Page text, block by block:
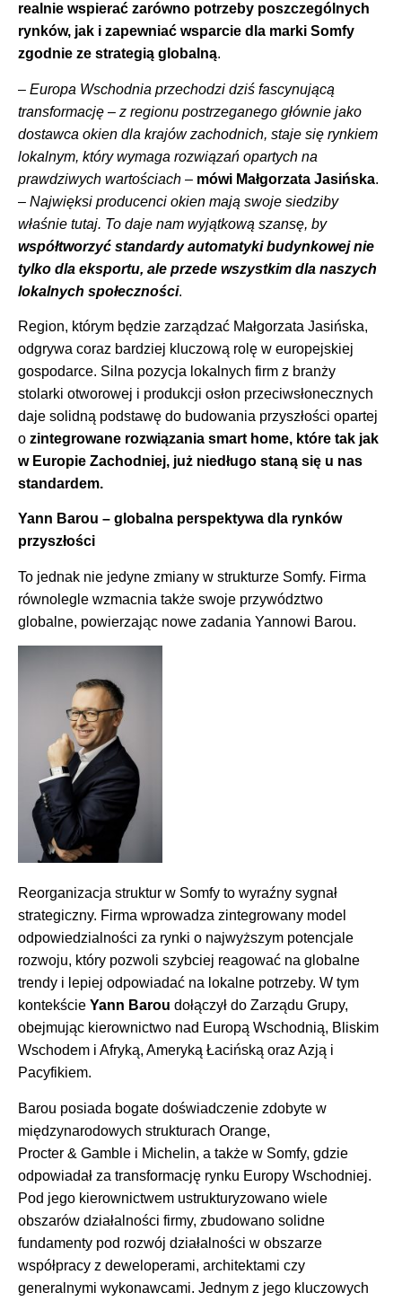
realnie wspierać zarówno potrzeby poszczególnych
rynków, jak i zapewniać wsparcie dla marki Somfy
zgodnie ze strategią globalną.
– Europa Wschodnia przechodzi dziś fascynującą
transformację – z regionu postrzeganego głównie jako
dostawca okien dla krajów zachodnich, staje się rynkiem
lokalnym, który wymaga rozwiązań opartych na
prawdziwych wartościach – mówi Małgorzata Jasińska.
– Najwięksi producenci okien mają swoje siedziby
właśnie tutaj. To daje nam wyjątkową szansę, by
współtworzyć standardy automatyki budynkowej nie
tylko dla eksportu, ale przede wszystkim dla naszych
lokalnych społeczności.
Region, którym będzie zarządzać Małgorzata Jasińska,
odgrywa coraz bardziej kluczową rolę w europejskiej
gospodarce. Silna pozycja lokalnych firm z branży
stolarki otworowej i produkcji osłon przeciwsłonecznych
daje solidną podstawę do budowania przyszłości opartej
o zintegrowane rozwiązania smart home, które tak jak
w Europie Zachodniej, już niedługo staną się u nas
standardem.
Yann Barou – globalna perspektywa dla rynków
przyszłości
To jednak nie jedyne zmiany w strukturze Somfy. Firma
równolegle wzmacnia także swoje przywództwo
globalne, powierzając nowe zadania Yannowi Barou.
Reorganizacja struktur w Somfy to wyraźny sygnał
strategiczny. Firma wprowadza zintegrowany model
odpowiedzialności za rynki o najwyższym potencjale
rozwoju, który pozwoli szybciej reagować na globalne
trendy i lepiej odpowiadać na lokalne potrzeby. W tym
kontekście Yann Barou dołączył do Zarządu Grupy,
obejmując kierownictwo nad Europą Wschodnią, Bliskim
Wschodem i Afryką, Ameryką Łacińską oraz Azją i
Pacyfikiem.
Barou posiada bogate doświadczenie zdobyte w
międzynarodowych strukturach Orange,
Procter & Gamble i Michelin, a także w Somfy, gdzie
odpowiadał za transformację rynku Europy Wschodniej.
Pod jego kierownictwem ustrukturyzowano wiele
obszarów działalności firmy, zbudowano solidne
fundamenty pod rozwój działalności w obszarze
współpracy z deweloperami, architektami czy
generalnymi wykonawcami. Jednym z jego kluczowych